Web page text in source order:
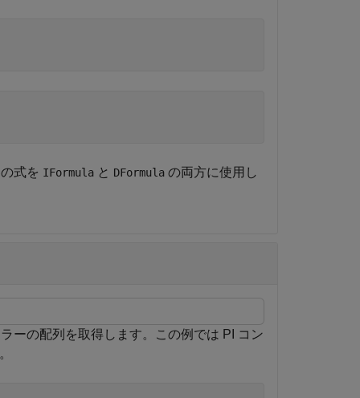
式を IFormula と DFormula の両方に使用し
ーの配列を取得します。この例では PI コン